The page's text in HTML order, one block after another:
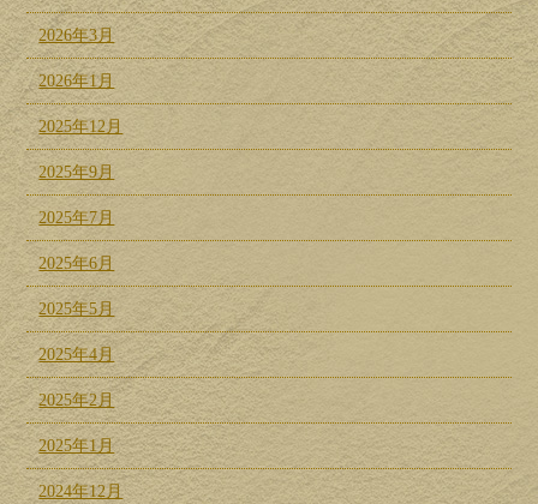
2026年3月
2026年1月
2025年12月
2025年9月
2025年7月
2025年6月
2025年5月
2025年4月
2025年2月
2025年1月
2024年12月